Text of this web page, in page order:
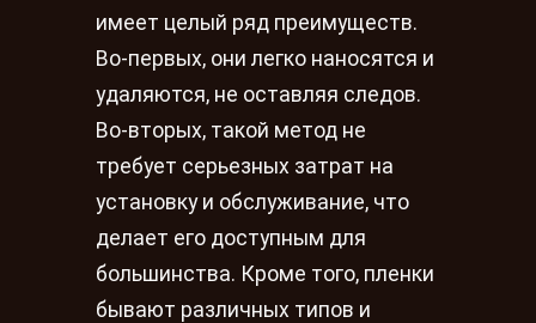
имеет целый ряд преимуществ.
Во-первых, они легко наносятся и
удаляются, не оставляя следов.
Во-вторых, такой метод не
требует серьезных затрат на
установку и обслуживание, что
делает его доступным для
большинства. Кроме того, пленки
бывают различных типов и